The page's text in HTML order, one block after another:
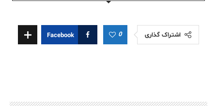
اشتراک گذاری 0
Facebook